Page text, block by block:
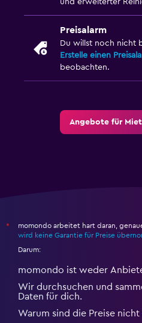
und erweiterter
Preisalarm
Du willst noch nicht
Erstelle einen
beobachten.
Angebote für
*
momondo arbeitet hart daran,
wird keine Garantie für Preise
Darum:
momondo ist weder
Wir durchsuchen und
Daten für dich.
Warum sind die Preise nicht